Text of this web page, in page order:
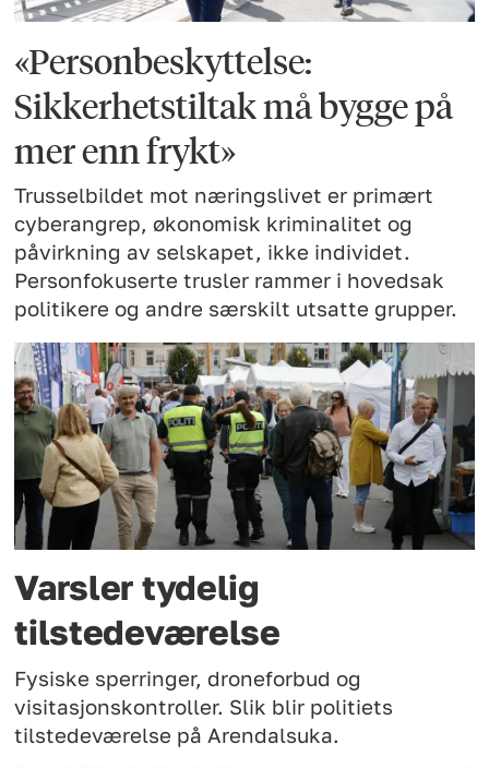
«Personbeskyttelse:
Sikkerhetstiltak må bygge på
mer enn frykt»
Trusselbildet mot næringslivet er primært
cyberangrep, økonomisk kriminalitet og
påvirkning av selskapet, ikke individet.
Personfokuserte trusler rammer i hovedsak
politikere og andre særskilt utsatte grupper.
Varsler tydelig
tilstedeværelse
Fysiske sperringer, droneforbud og
visitasjonskontroller. Slik blir politiets
tilstedeværelse på Arendalsuka.